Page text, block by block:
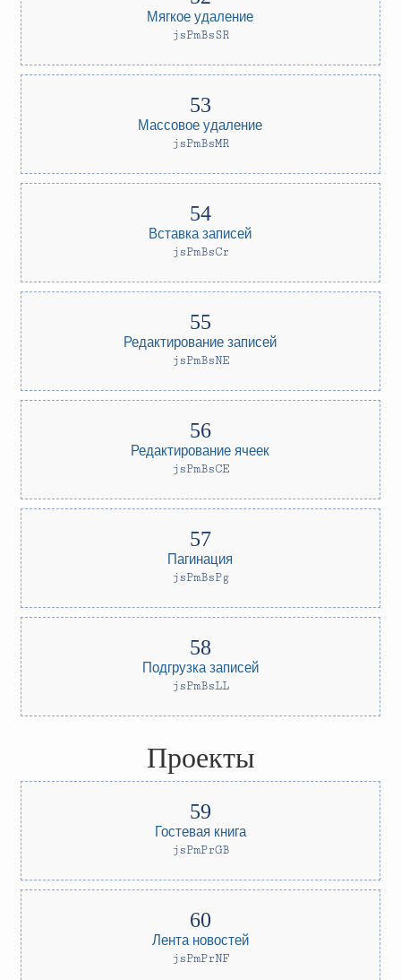
Мягкое удаление
jsPmBsSR
Массовое удаление
jsPmBsMR
Вставка записей
jsPmBsCr
Редактирование записей
jsPmBsNE
Редактирование ячеек
jsPmBsCE
Пагинация
jsPmBsPg
Подгрузка записей
jsPmBsLL
Проекты
Гостевая книга
jsPmPrGB
Лента новостей
jsPmPrNF